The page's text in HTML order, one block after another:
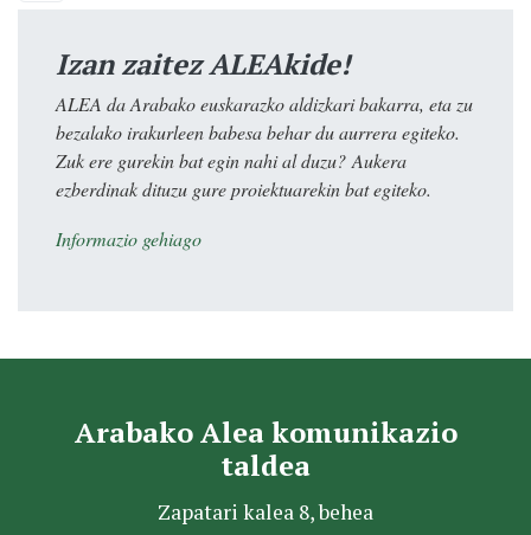
Izan zaitez ALEAkide!
ALEA da Arabako euskarazko aldizkari bakarra, eta zu
bezalako irakurleen babesa behar du aurrera egiteko.
Zuk ere gurekin bat egin nahi al duzu? Aukera
ezberdinak dituzu gure proiektuarekin bat egiteko.
Informazio gehiago
Arabako Alea komunikazio
taldea
Zapatari kalea 8, behea